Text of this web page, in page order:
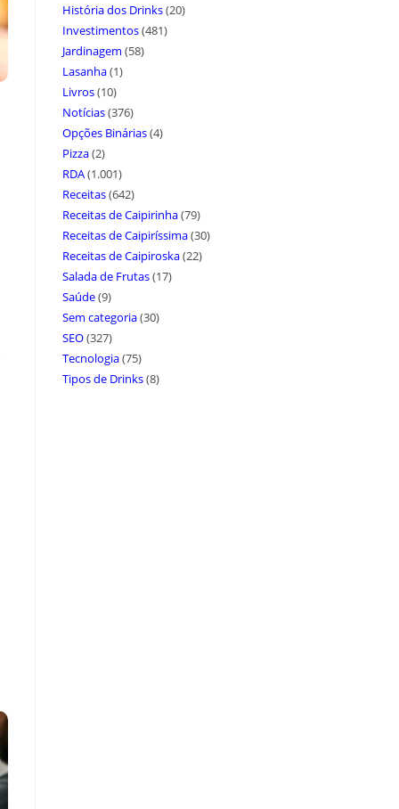
História dos Drinks(20)
Investimentos(481)
Jardinagem (58)
Lasanha(1)
Livros(10)
Notícias(376)
Opções Binárias(4)
Pizza(2)
RDA(1.001)
Receitas(642)
Receitas de Caipirinha(79)
Receitas de Caipiríssima(30)
Receitas de Caipiroska(22)
Salada de Frutas(17)
Saúde(9)
Sem categoria(30)
SEO(327)
Tecnologia(75)
Tipos de Drinks(8)